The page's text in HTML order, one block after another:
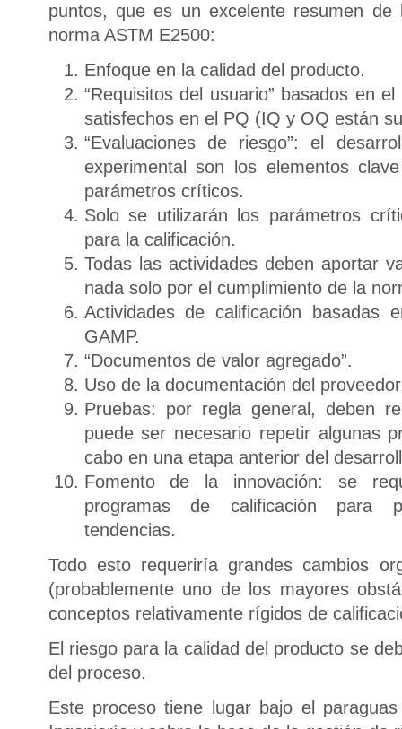
puntos, que es un excelente resumen de
norma ASTM E2500:
Enfoque en la calidad del producto.
“Requisitos del usuario” basados en
satisfechos en el PQ (IQ y OQ están
“Evaluaciones de riesgo”: el
experimental son los elementos
parámetros críticos.
Solo se utilizarán los parámetros
para la calificación.
Todas las actividades deben aportar
nada solo por el cumplimiento de la
Actividades de calificación basadas
GAMP.
“Documentos de valor agregado”.
Uso de la documentación del
Pruebas: por regla general, deben
puede ser necesario repetir algunas
cabo en una etapa anterior del
Fomento de la innovación: se
programas de calificación para
tendencias.
Todo esto requeriría grandes cambios
(probablemente uno de los mayores
conceptos relativamente rígidos de
El riesgo para la calidad del producto se
del proceso.
Este proceso tiene lugar bajo el